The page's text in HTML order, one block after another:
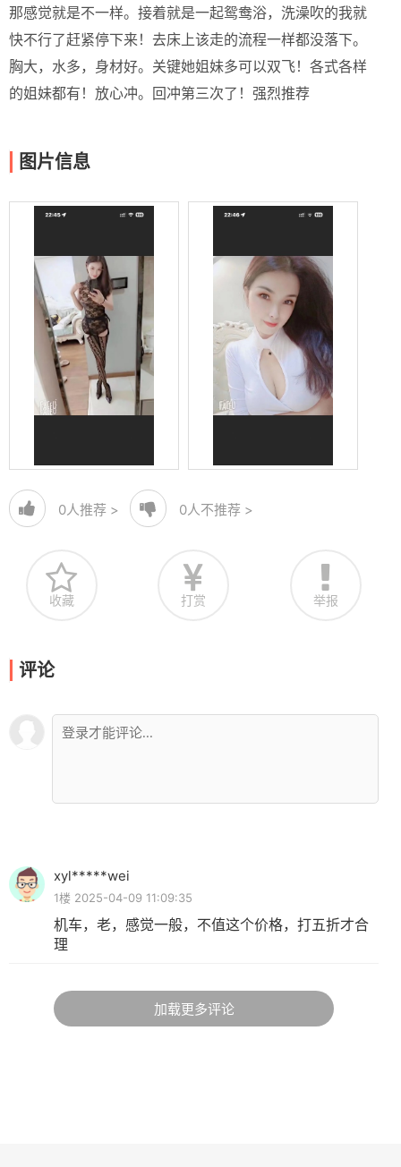
那感觉就是不一样。接着就是一起鸳鸯浴，洗澡吹的我就
快不行了赶紧停下来！去床上该走的流程一样都没落下。
胸大，水多，身材好。关键她姐妹多可以双飞！各式各样
的姐妹都有！放心冲。回冲第三次了！强烈推荐
图片信息
0人推荐 > 0人不推荐 >
收藏 打赏 举报
评论
xyl*****wei
1楼 2025-04-09 11:09:35
机车，老，感觉一般，不值这个价格，打五折才合
理
加载更多评论